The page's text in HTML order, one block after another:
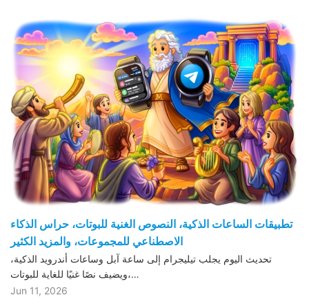
تطبيقات الساعات الذكية، النصوص الغنية للبوتات، حراس الذكاء
الاصطناعي للمجموعات، والمزيد الكثير
تحديث اليوم يجلب تيليجرام إلى ساعة آبل وساعات أندرويد الذكية،
ويضيف نصًا غنيًا للغاية للبوتات،…
Jun 11, 2026